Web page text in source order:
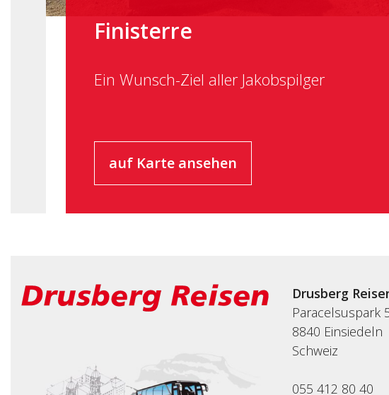
Finisterre
Ein Wunsch-Ziel aller Jakobspilger
auf Karte ansehen
Drusberg
Paracelsuspark
8840 Einsiedeln
Schweiz
055 412 80 40